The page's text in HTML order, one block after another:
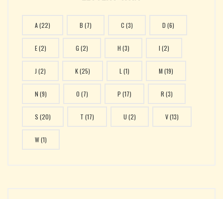
A(22) B (7) C (3) D (6)
E(2) G (2) H (3) I (2)
J (2) K(25) L (1) M (19)
N (9) O (7) P (17) R (3)
S (20) T (17) U (2) V(13)
W(1)